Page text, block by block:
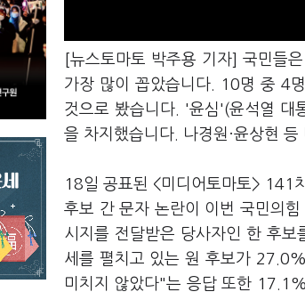
[뉴스토마토 박주용 기자] 국민들
가장 많이 꼽았습니다. 10명 중 4
것으로 봤습니다. '윤심'(윤석열
을 차지했습니다. 나경원·윤상현
18일 공표된 <미디어토마토> 141
후보 간 문자 논란이 이번 국민의
시지를 전달받은 당사자인 한 후
세를 펼치고 있는 원 후보가
미치지 않았다"는 응답 또한